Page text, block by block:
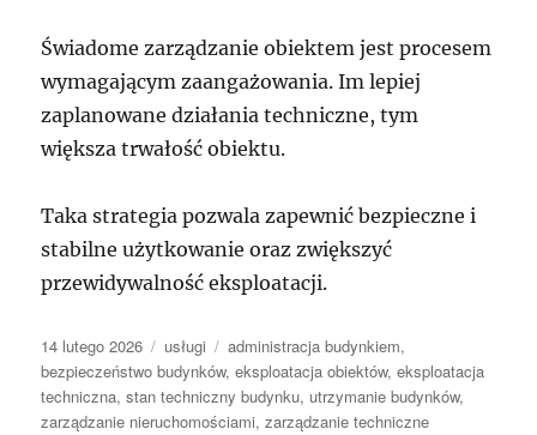
Świadome zarządzanie obiektem jest procesem
wymagającym zaangażowania. Im lepiej
zaplanowane działania techniczne, tym
większa trwałość obiektu.
Taka strategia pozwala zapewnić bezpieczne i
stabilne użytkowanie oraz zwiększyć
przewidywalność eksploatacji.
Data
publikacji
14 lutego 2026 Kategorie
usługi Tagi
administracja budynkiem,
bezpieczeństwo budynków,eksploatacja obiektów,eksploatacja
techniczna,stan techniczny budynku, utrzymanie budynków,
zarządzanie nieruchomościami,zarządzanie techniczne